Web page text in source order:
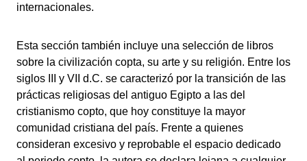
internacionales.
Esta sección también incluye una selección de libros
sobre la civilización copta, su arte y su religión. Entre los
siglos III y VII d.C. se caracterizó por la transición de las
prácticas religiosas del antiguo Egipto a las del
cristianismo copto, que hoy constituye la mayor
comunidad cristiana del país. Frente a quienes
consideran excesivo y reprobable el espacio dedicado